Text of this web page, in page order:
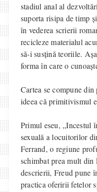
stadiul anal al
suporta risipa de timp
în vederea scrierii
recicleze materialul
să-i susțină teoriile.
forma în care o
Cartea se compune
ideea că primitivismul
Primul eseu, „Incestul
sexuală a locuitorilor
Ferrand, o regiune
schimbat prea mult
descrierii, Freud pune
practica oferirii fetelor